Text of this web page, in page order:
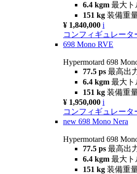
6.4 kgm 最大ト
151 kg 装備重
¥ 1,840,000 i
コンフィギュレータ
698 Mono RVE
Hypermotard 698
77.5 ps 最高出
6.4 kgm 最大ト
151 kg 装備重
¥ 1,950,000 i
コンフィギュレータ
new 698 Mono Nera
Hypermotard 698
77.5 ps 最高出
6.4 kgm 最大ト
151 kg 装備重